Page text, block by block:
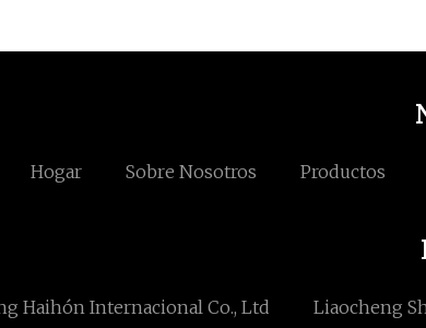
Hogar Sobre Nosotros Productos
Haihón Internacional Co., Ltd Liaocheng